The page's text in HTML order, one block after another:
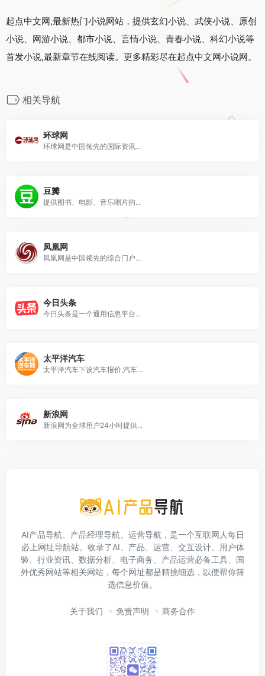
起点中文网,最新热门小说网站，提供玄幻小说、武侠小说、原创
小说、网游小说、都市小说、言情小说、青春小说、科幻小说等
首发小说,最新章节在线阅读。更多精彩尽在起点中文网小说网。
相关导航
环球网
环球网是中国领先的国际资讯...
豆瓣
提供图书、电影、音乐唱片的...
凤凰网
凤凰网是中国领先的综合门户...
今日头条
今日头条是一个通用信息平台...
太平洋汽车
太平洋汽车下设汽车报价,汽车...
新浪网
新浪网为全球用户24小时提供...
AI产品导航、产品经理导航、运营导航，是一个互联网人每日
必上网址导航站。收录了AI、产品、运营、交互设计、用户体
验、行业资讯、数据分析、电子商务、产品运营必备工具、国
外优秀网站等相关网站，每个网址都是精挑细选，以便帮你筛
选信息价值。
关于我们 免责声明 商务合作